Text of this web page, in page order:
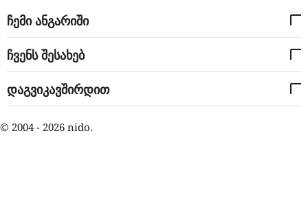
ჩემი ანგარიში
ჩვენს შესახებ
დაგვიკავშირდით
© 2004 - 2026 nido.